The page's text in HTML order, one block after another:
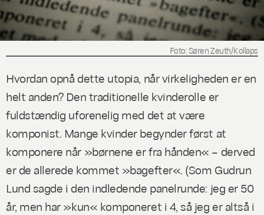
Foto: Søren Zeuth/Kollaps
Hvordan opnå dette utopia, når virkeligheden er en
helt anden? Den traditionelle kvinderolle er
fuldstændig uforenelig med det at være
komponist. Mange kvinder begynder først at
komponere når »børnene er fra hånden« – derved
er de allerede kommet »bagefter«. (Som Gudrun
Lund sagde i den indledende panelrunde: jeg er 50
år, men har »kun« komponeret i 4, så jeg er altså i